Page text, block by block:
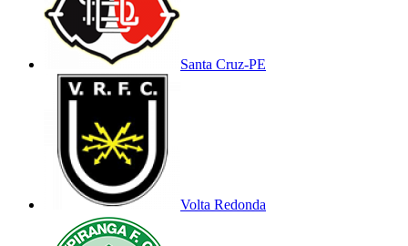
Santa Cruz-PE
Volta Redonda